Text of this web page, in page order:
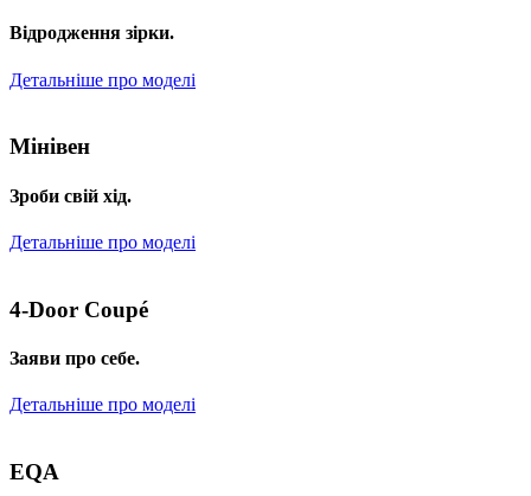
Відродження зірки.
Детальніше про моделі
Мінівен
Зроби свій хід.
Детальніше про моделі
4-Door Coupé
Заяви про себе.
Детальніше про моделі
EQA